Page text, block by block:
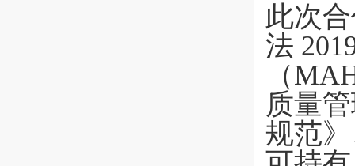
此次
法
（
质量
规范